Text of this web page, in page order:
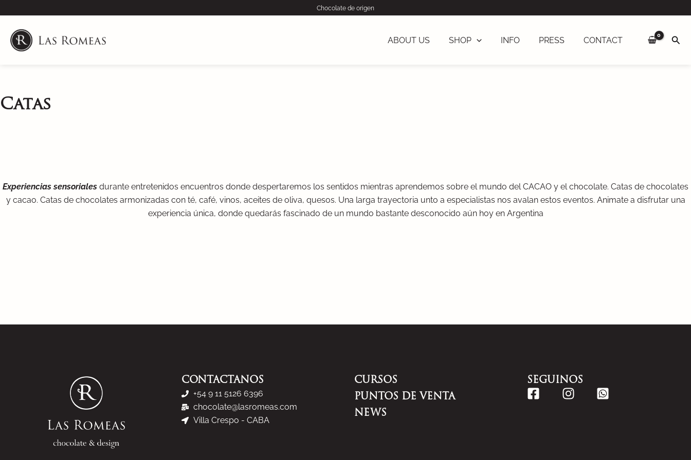
content
Chocolate de origen
ABOUT US SHOP INFO PRESS CONTACT
Catas
Experiencias sensoriales durante entretenidos encuentros donde despertaremos los sentidos mientras aprendemos sobre el mundo del CACAO y el chocolate. Catas de chocolates
y cacao. Catas de chocolates armonizadas con té, café, vinos, aceites de oliva, quesos. Una larga trayectoria unto a especialistas nos avalan estos eventos. Animate a disfrutar una
experiencia única, donde quedarás fascinado de un mundo bastante desconocido aún hoy en Argentina
CONTACTANOS
+54 9 11 5126 6396
chocolate@lasromeas.com
Villa Crespo - CABA
CURSOS
PUNTOS DE VENTA
NEWS
SEGUINOS